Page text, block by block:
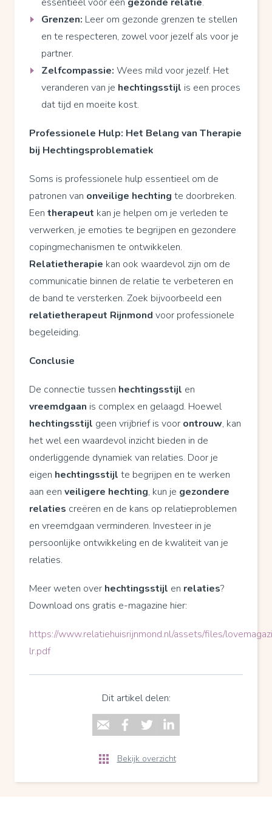
Grenzen: Leer om gezonde grenzen te stellen
en te respecteren, zowel voor jezelf als voor je
partner.
Zelfcompassie: Wees mild voor jezelf. Het
veranderen van je hechtingsstijl is een proces
dat tijd en moeite kost.
Professionele Hulp: Het Belang van Therapie
bij Hechtingsproblematiek
Soms is professionele hulp essentieel om de
patronen van onveilige hechting te doorbreken.
Een therapeut kan je helpen om je verleden te
verwerken, je emoties te begrijpen en gezondere
copingmechanismen te ontwikkelen.
Relatietherapie kan ook waardevol zijn om de
communicatie binnen de relatie te verbeteren en
de band te versterken. Zoek bijvoorbeeld een
relatietherapeut Rijnmond voor professionele
begeleiding.
Conclusie
De connectie tussen hechtingsstijl en
vreemdgaan is complex en gelaagd. Hoewel
hechtingsstijl geen vrijbrief is voor ontrouw, kan
het wel een waardevol inzicht bieden in de
onderliggende dynamiek van relaties. Door je
eigen hechtingsstijl te begrijpen en te werken
aan een veiligere hechting, kun je gezondere
relaties creëren en de kans op relatieproblemen
en vreemdgaan verminderen. Investeer in je
persoonlijke ontwikkeling en de kwaliteit van je
relaties.
Meer weten over hechtingsstijl en relaties?
Download ons gratis e-magazine hier:
https://www.relatiehuisrijnmond.nl/assets/files/
lr.pdf
Dit artikel delen:
Bekijk overzicht